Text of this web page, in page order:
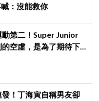
：沒能救你
第二！Super Junior
空虛，是為了期待下
！丁海寅自稱男友卻